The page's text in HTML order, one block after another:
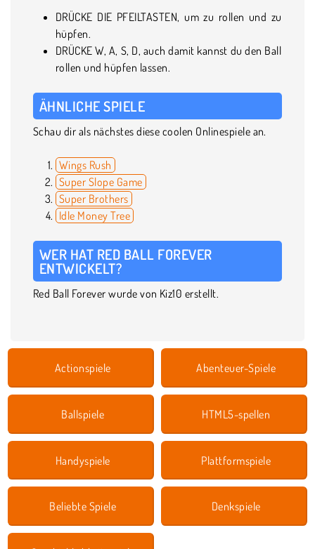
DRÜCKE DIE PFEILTASTEN, um zu rollen und zu
hüpfen.
DRÜCKE W, A, S, D, auch damit kannst du den Ball
rollen und hüpfen lassen.
ÄHNLICHE SPIELE
Schau dir als nächstes diese coolen Onlinespiele an.
Wings Rush
Super Slope Game
Super Brothers
Idle Money Tree
WER HAT RED BALL FOREVER
ENTWICKELT?
Red Ball Forever wurde von Kiz10 erstellt.
Actionspiele Abenteuer-Spiele
Ballspiele HTML5-spellen
Handyspiele Plattformspiele
Beliebte Spiele Denkspiele